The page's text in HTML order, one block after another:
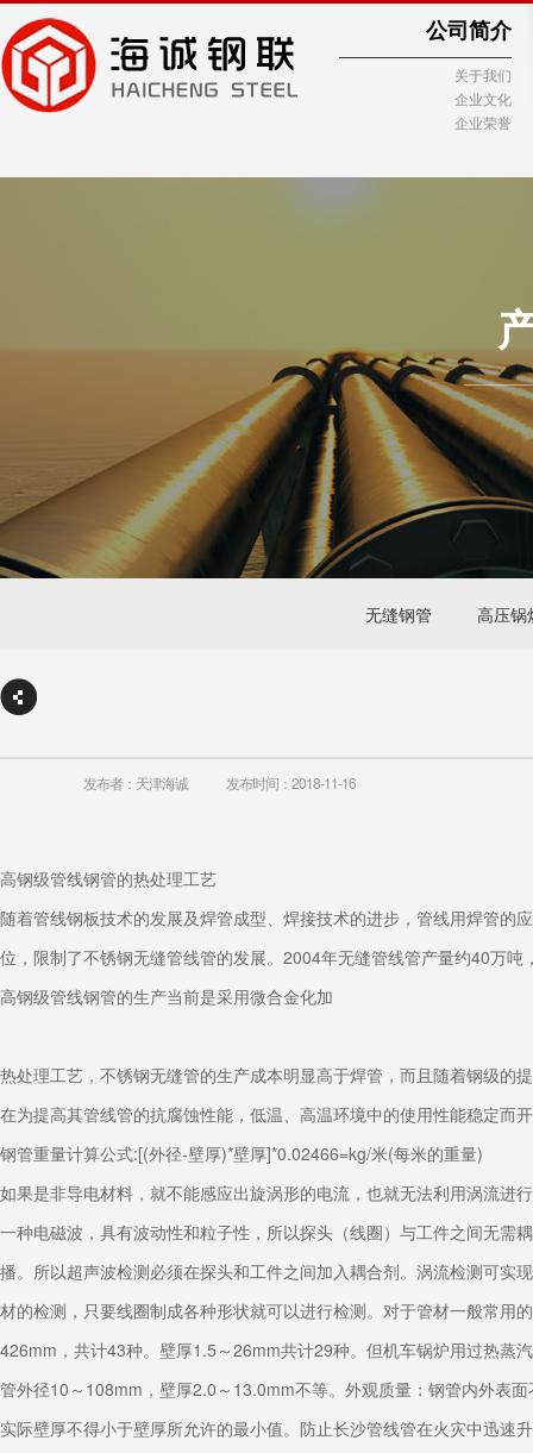
公司简介
关于我们
企业文化
企业荣誉
无缝钢管 高压锅
发布者：天津海诚 发布时间：2018-11-16
高钢级管线钢管的热处理工艺
随着管线钢板技术的发展及焊管成型、焊接技术的进步，管线用焊管的
位，限制了不锈钢无缝管线管的发展。2004年无缝管线管产量约40万
高钢级管线钢管的生产当前是采用微合金化加
热处理工艺，不锈钢无缝管的生产成本明显高于焊管，而且随着钢级
在为提高其管线管的抗腐蚀性能，低温、高温环境中的使用性能稳定而
钢管重量计算公式:[(外径-壁厚)*壁厚]*0.02466=kg/米(每米的重量)
如果是非导电材料，就不能感应出旋涡形的电流，也就无法利用涡流进
一种电磁波，具有波动性和粒子性，所以探头（线圈）与工件之间无需
播。所以超声波检测必须在探头和工件之间加入耦合剂。涡流检测可实
材的检测，只要线圈制成各种形状就可以进行检测。对于管材一般常
426mm，共计43种。壁厚1.5～26mm共计29种。但机车锅炉用过热蒸
管外径10～108mm，壁厚2.0～13.0mm不等。外观质量：钢管内外表
实际壁厚不得小于壁厚所允许的最小值。防止长沙管线管在火灾中迅